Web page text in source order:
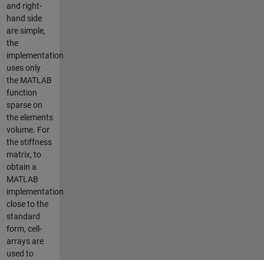
and right-
hand side
are simple,
the
implementation
uses only
the MATLAB
function
sparse on
the elements
volume. For
the stiffness
matrix, to
obtain a
MATLAB
implementation
close to the
standard
form, cell-
arrays are
used to